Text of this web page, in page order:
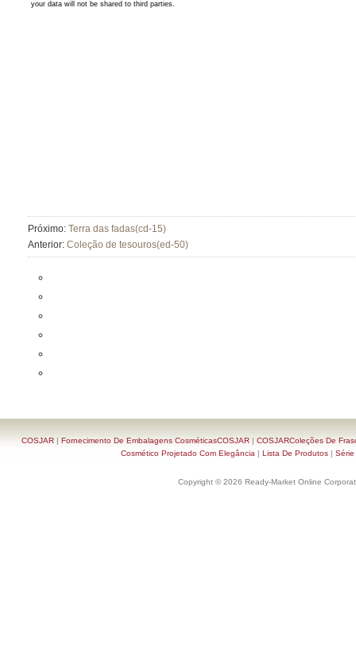
Próximo: Terra das fadas(cd-15)
Anterior: Coleção de tesouros(ed-50)
COSJAR| Fornecimento De Embalagens CosméticasCOSJAR| COSJARColeções De
Cosmético Projetado Com Elegância | Lista De Produtos | Série
Copyright © 2026 Ready-Market Online